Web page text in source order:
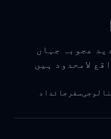
عجوبہ جہاں
لامحدود ہیں
سفر جائداد